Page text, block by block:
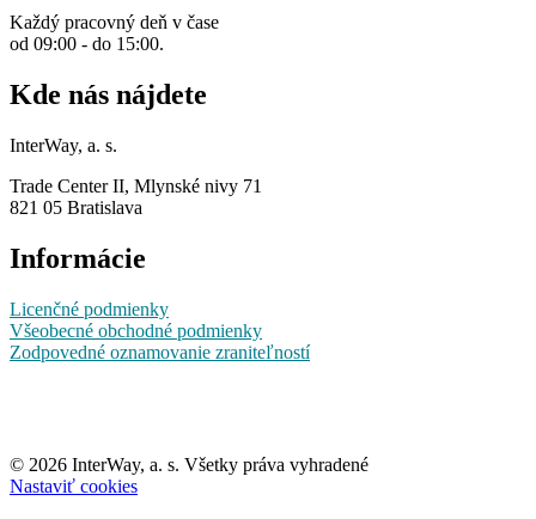
Každý pracovný deň v čase
od 09:00 - do 15:00.
Kde nás nájdete
InterWay, a. s.
Trade Center II, Mlynské nivy 71
821 05 Bratislava
Informácie
Licenčné podmienky
Všeobecné obchodné podmienky
Zodpovedné oznamovanie zraniteľností
© 2026 InterWay, a. s. Všetky práva vyhradené
Nastaviť cookies